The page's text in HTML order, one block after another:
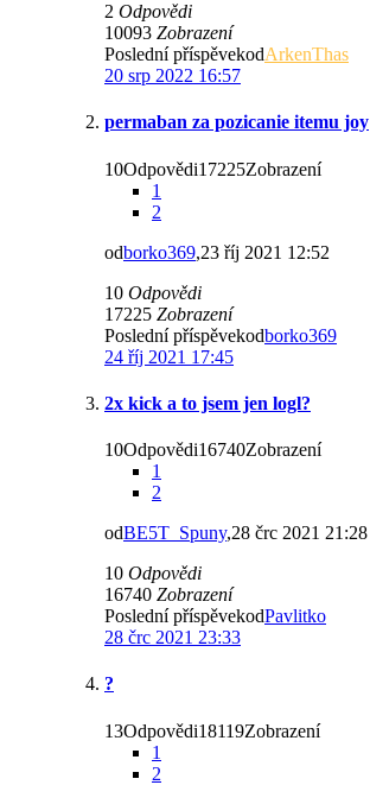
2 Odpovědi
10093 Zobrazení
Poslední příspěvekodArkenThas
20 srp 2022 16:57
permaban za pozicanie itemu joy
10Odpovědi17225Zobrazení
1
2
odborko369,23 říj 2021 12:52
10 Odpovědi
17225 Zobrazení
Poslední příspěvekodborko369
24 říj 2021 17:45
2x kick a to jsem jen logl?
10Odpovědi16740Zobrazení
1
2
odBE5T_Spuny,28 črc 2021 21:28
10 Odpovědi
16740 Zobrazení
Poslední příspěvekodPavlitko
28 črc 2021 23:33
?
13Odpovědi18119Zobrazení
1
2